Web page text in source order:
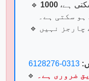
🔹
ہے،
🔹 چارجز نہیں
0313-6128276
🔹
ضروری ہے۔